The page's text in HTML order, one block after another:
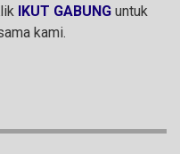
IKUT GABUNG untuk
kami.